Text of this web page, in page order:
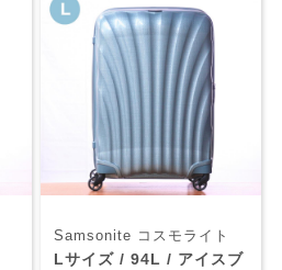
Samsonite コスモライト
Lサイズ / 94L / アイスブ